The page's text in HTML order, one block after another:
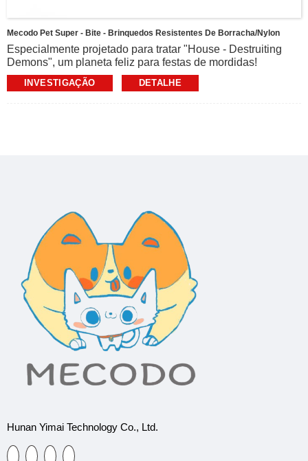
Mecodo Pet Super - Bite - Brinquedos Resistentes De Borracha/nylon
Especialmente projetado para tratar "House - Destruiting
Demons", um planeta feliz para festas de mordidas!
[Mecodo] adere ao conceito de "nascido para mastigar", se
desenvolve em conjunto com os veterinários e usa design
INVESTIGAÇÃO DETALHE
Hunan Yimai Technology Co., Ltd.